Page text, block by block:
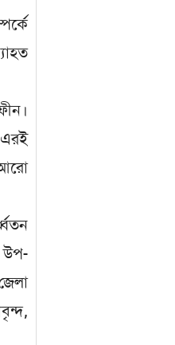
এরই
আরো
উপ-